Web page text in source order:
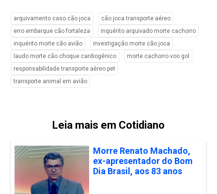
arquivamento caso cão joca
cão joca transporte aéreo
erro embarque cão fortaleza
inquérito arquivado morte cachorro
inquérito morte cão avião
investigação morte cão joca
laudo morte cão choque cardiogênico
morte cachorro voo gol
responsabilidade transporte aéreo pet
transporte animal em avião
Leia mais em Cotidiano
Morre Renato Machado,
ex-apresentador do Bom
Dia Brasil, aos 83 anos